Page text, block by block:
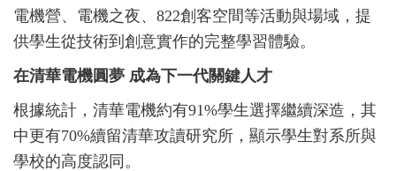
電機營、電機之夜、822創客空間等活動與場域，提
供學生從技術到創意實作的完整學習體驗。
在清華電機圓夢 成為下一代關鍵人才
根據統計，清華電機約有91%學生選擇繼續深造，其
中更有70%續留清華攻讀研究所，顯示學生對系所與
學校的高度認同。